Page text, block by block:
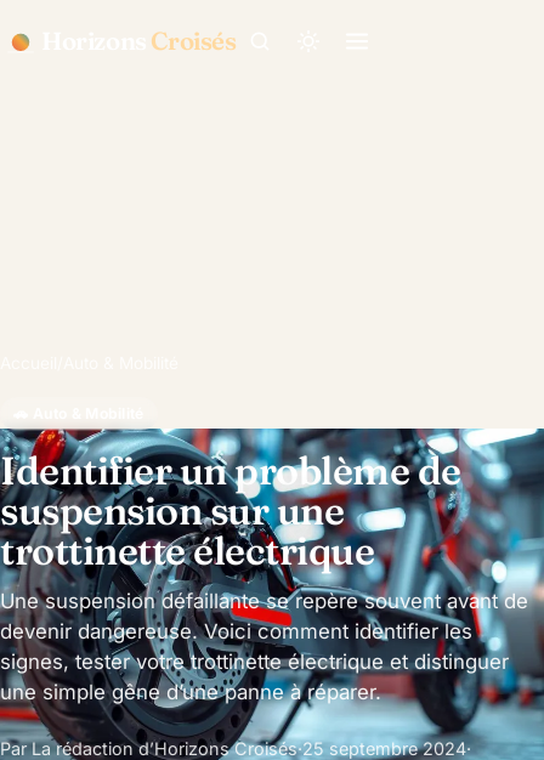
Croisés
Identifier un problème de
suspension sur une
trottinette électrique
Une suspension défaillante se repère souvent avant de
devenir dangereuse. Voici comment identifier les
signes, tester votre trottinette électrique et distinguer
une simple gêne d’une panne à réparer.
Par La rédaction d’Horizons Croisés·25 septembre 2024·